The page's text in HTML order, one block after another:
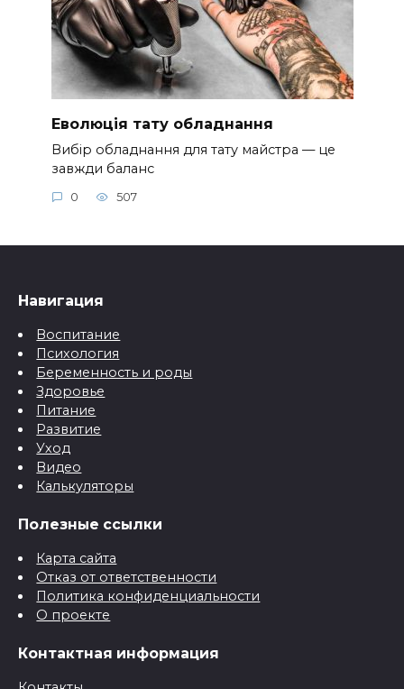
Еволюція тату обладнання
Вибір обладнання для тату майстра — це
завжди баланс
0 507
Навигация
Воспитание
Психология
Беременность и роды
Здоровье
Питание
Развитие
Уход
Видео
Калькуляторы
Полезные ссылки
Карта сайта
Отказ от ответственности
Политика конфиденциальности
О проекте
Контактная информация